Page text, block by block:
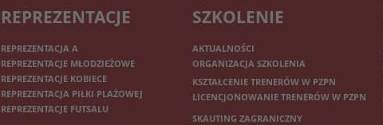
REPREZENTACJE
REPREZENTACJA A
REPREZENTACJE MŁODZIEŻOWE
REPREZENTACJE KOBIECE
REPREZENTACJA PIŁKI PLAŻOWEJ
REPREZENTACJE FUTSALU
SZKOLENIE
AKTUALNOŚCI
ORGANIZACJA SZKOLENIA
KSZTAŁCENIE TRENERÓW W PZPN
LICENCJONOWANIE TRENERÓW W PZPN
SKAUTING ZAGRANICZNY